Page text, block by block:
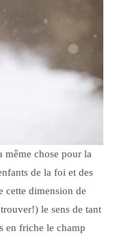
même chose pour la
de la foi et des
cette dimension de
le sens de tant
en friche le champ